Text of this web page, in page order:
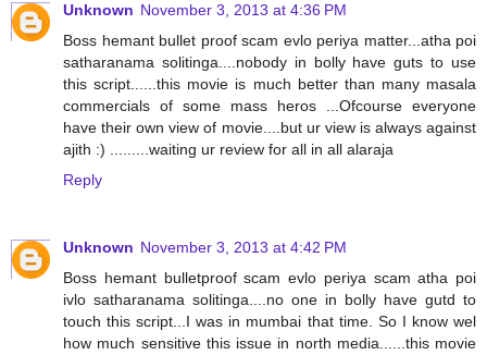
Unknown November 3, 2013 at 4:36 PM
Boss hemant bullet proof scam evlo periya matter...atha poi
satharanama solitinga....nobody in bolly have guts to use
this script......this movie is much better than many masala
commercials of some mass heros ...Ofcourse everyone
have their own view of movie....but ur view is always against
ajith :) .........waiting ur review for all in all alaraja
Reply
Unknown November 3, 2013 at 4:42 PM
Boss hemant bulletproof scam evlo periya scam atha poi
ivlo satharanama solitinga....no one in bolly have gutd to
touch this script...I was in mumbai that time. So I know wel
how much sensitive this issue in north media......this movie